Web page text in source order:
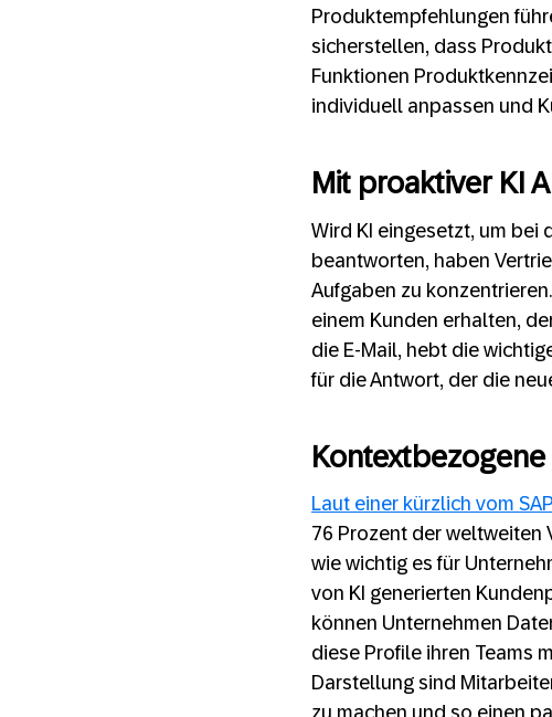
Produktempfehlungen
sicherstellen, dass
Funktionen
individuell anpassen und
Mit proaktiver KI
Wird KI eingesetzt, um bei
beantworten, haben
Aufgaben zu
einem Kunden erhalten,
die E-Mail, hebt die
für die Antwort, der die
Laut einer kürzlich vom
76 Prozent der weltweiten
wie wichtig es für
von KI generierten
können Unternehmen
diese Profile ihren Teams
Darstellung sind